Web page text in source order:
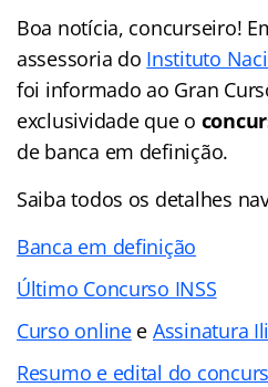
Boa notícia, concurseiro!
assessoria do Instituto
foi informado ao Gran
exclusividade que o
de banca em definição.
Saiba todos os detalhes
Banca em definição
Último Concurso INSS
Curso onlinee Assinatura
Resumo e edital do